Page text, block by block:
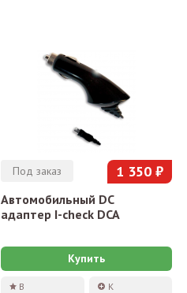
Под заказ 1 350 ₽
Автомобильный DC
адаптер I-check DCA
Купить
В
К